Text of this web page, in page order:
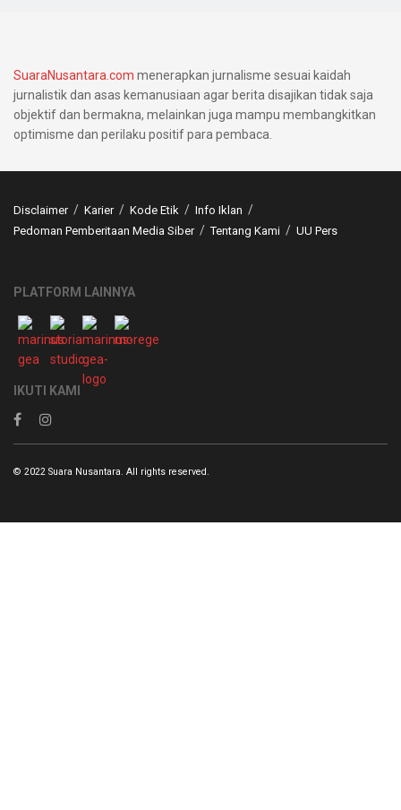
SuaraNusantara.com menerapkan jurnalisme sesuai kaidah
jurnalistik dan asas kemanusiaan agar berita disajikan tidak saja
objektif dan bermakna, melainkan juga mampu membangkitkan
optimisme dan perilaku positif para pembaca.
Disclaimer Karier Kode Etik
Info Iklan
Pedoman Pemberitaan Media Siber
Tentang Kami UU Pers
PLATFORM LAINNYA
IKUTI KAMI
© 2022 Suara Nusantara. All rights reserved.